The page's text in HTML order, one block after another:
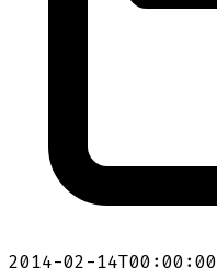
2014-02-14T00:00:00